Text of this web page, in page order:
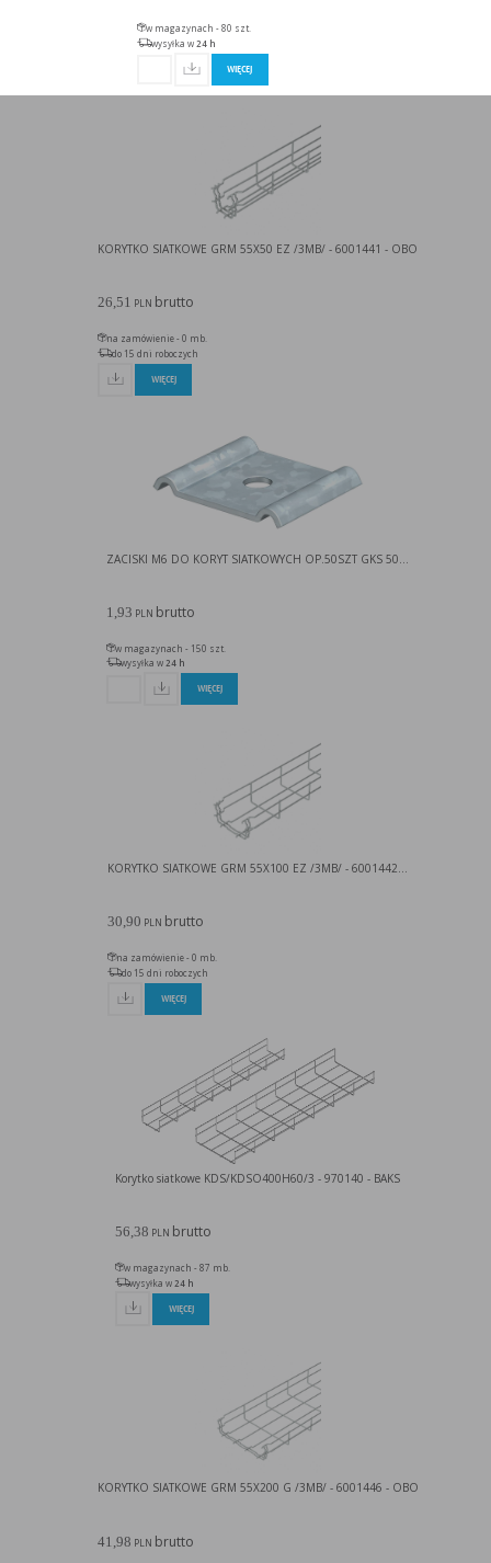
w magazynach - 80 szt.
wysyłka w24 h
WIĘCEJ
KORYTKO SIATKOWE GRM 55X50 EZ /3MB/ - 6001441 - OBO
26,51 PLN brutto
na zamówienie - 0 mb.
do 15 dni roboczych
WIĘCEJ
ZACISKI M6 DO KORYT SIATKOWYCH OP.50SZT GKS 50...
1,93 PLN brutto
w magazynach - 150 szt.
wysyłka w24 h
WIĘCEJ
KORYTKO SIATKOWE GRM 55X100 EZ /3MB/ - 6001442...
30,90 PLN brutto
na zamówienie - 0 mb.
do 15 dni roboczych
WIĘCEJ
Korytko siatkowe KDS/KDSO400H60/3 - 970140 - BAKS
56,38 PLN brutto
w magazynach - 87 mb.
wysyłka w 24 h
WIĘCEJ
KORYTKO SIATKOWE GRM 55X200 G /3MB/ - 6001446 - OBO
41,98 PLN brutto